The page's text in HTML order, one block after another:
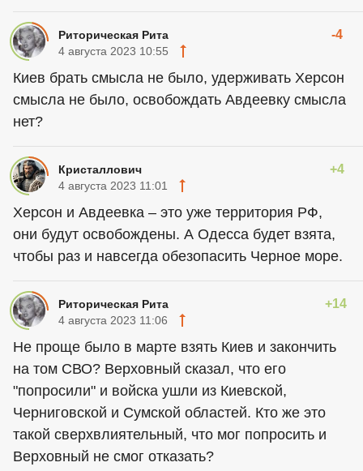
Риторическая Рита -4
4 августа 2023 10:55
Киев брать смысла не было, удерживать Херсон
смысла не было, освобождать Авдеевку смысла
нет?
Кристаллович +4
4 августа 2023 11:01
Херсон и Авдеевка – это уже территория РФ,
они будут освобождены. А Одесса будет взята,
чтобы раз и навсегда обезопасить Черное море.
Риторическая Рита +14
4 августа 2023 11:06
Не проще было в марте взять Киев и закончить
на том СВО? Верховный сказал, что его
"попросили" и войска ушли из Киевской,
Черниговской и Сумской областей. Кто же это
такой сверхвлиятельный, что мог попросить и
Верховный не смог отказать?